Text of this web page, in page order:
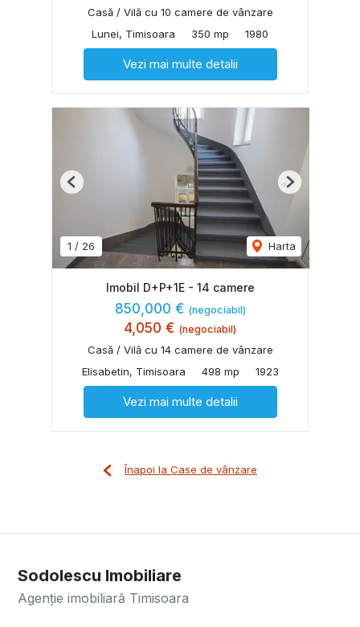
Casă / Vilă cu 10 camere de vânzare
Lunei, Timisoara
350 mp 1980
Vezi mai multe detalii
1 / 26 Harta
Previous Next
Imobil D+P+1E - 14 camere
850,000 € (negociabil)
4,050 € (negociabil)
Casă / Vilă cu 14 camere de vânzare
Elisabetin, Timisoara
498 mp 1923
Vezi mai multe detalii
Înapoi la Case de vânzare
Sodolescu Imobiliare
Agenție imobiliară Timisoara